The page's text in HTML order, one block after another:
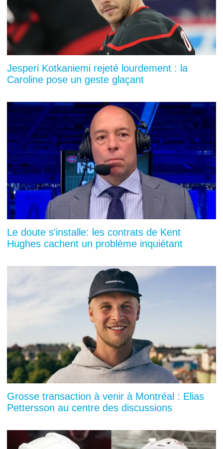
Jesperi Kotkaniemi rejeté lourdement : la
Caroline pose un geste glaçant
Le doute s'installe: les contrats de Kent
Hughes cachent un problème inquiétant
Grosse transaction à venir à Montréal : Elias
Pettersson au centre des discussions